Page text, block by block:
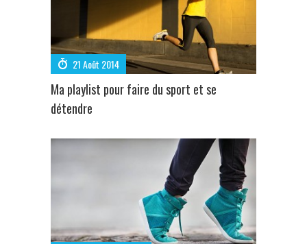
21 Août 2014
Ma playlist pour faire du sport et se
détendre